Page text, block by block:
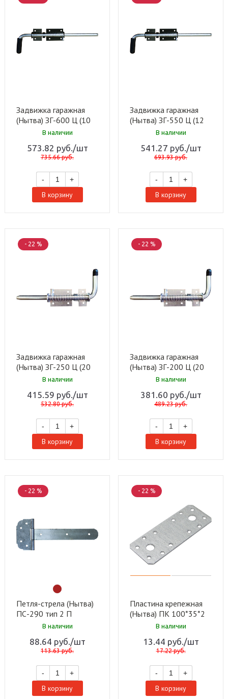
Задвижка гаражная
(Нытва) ЗГ-600 Ц (10
В наличии
573.82 руб. /шт
735.66руб.
- +
В корзину
Задвижка гаражная
(Нытва) ЗГ-550 Ц (12
В наличии
541.27 руб. /шт
693.93руб.
- +
В корзину
- 22 %
Задвижка гаражная
(Нытва) ЗГ-250 Ц (20
В наличии
415.59 руб. /шт
532.80руб.
- +
В корзину
- 22 %
Задвижка гаражная
(Нытва) ЗГ-200 Ц (20
В наличии
381.60 руб. /шт
489.23руб.
- +
В корзину
- 22 %
Петля-стрела (Нытва)
ПС-290 тип 2 П
светлый (25 шт)
В наличии
88.64 руб. /шт
113.63руб.
- +
В корзину
- 22 %
Пластина крепежная
(Нытва) ПК 100*35*2
Ц (300 шт)В наличии
13.44 руб. /шт
17.22руб.
- +
В корзину